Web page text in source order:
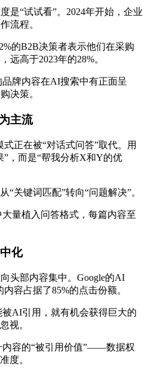
是“试试看”。2024年开始，企业
流程。
的B2B决策者表示他们在采购
远高于2023年的28%。
牌内容在AI搜索中有正面呈
决策。
主流
正在被“对话式问答”取代。用
”，而是“帮我分析X和Y的优
“关键词匹配”转向“问题解决”。
量植入问答格式，每篇内容至
化
头部内容集中。Google的AI
容占据了85%的点击份额。
AI引用，就有机会获得巨大的
视。
内容的“被引用价值”——数据权
度。